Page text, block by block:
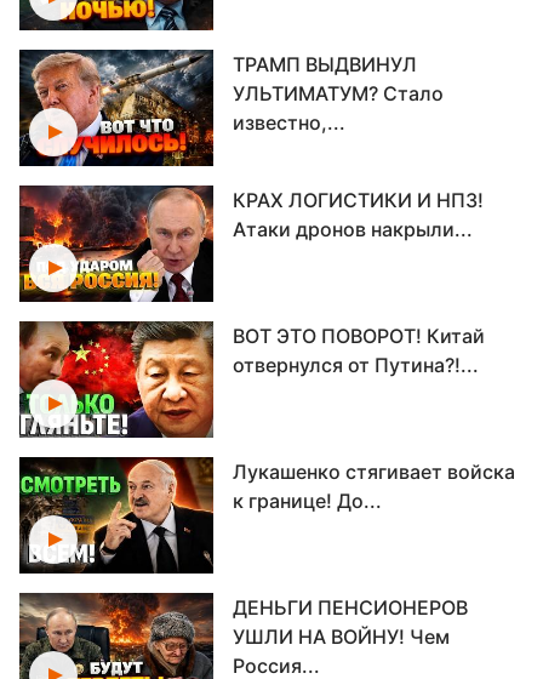
ТРАМП ВЫДВИНУЛ
УЛЬТИМАТУМ? Стало
известно,...
КРАХ ЛОГИСТИКИ И НПЗ!
Атаки дронов накрыли...
ВОТ ЭТО ПОВОРОТ! Китай
отвернулся от Путина?!...
Лукашенко стягивает войска
к границе! До...
ДЕНЬГИ ПЕНСИОНЕРОВ
УШЛИ НА ВОЙНУ! Чем
Россия...